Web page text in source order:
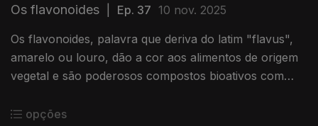
Os flavonoides Ep. 37 10 nov. 2025
Os flavonoides, palavra que deriva do latim "flavus",
amarelo ou louro, dão a cor aos alimentos de origem
vegetal e são poderosos compostos bioativos com
doenças graves. ..
opções